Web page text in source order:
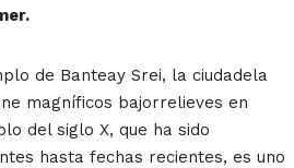
de Banteay Srei, la ciudadela
magníficos bajorrelieves en
del siglo X, que ha sido
hasta fechas recientes, es uno